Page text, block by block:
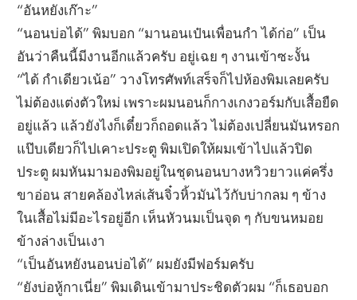
“อันหยังเก๊าะ”
“นอนบ่อได้” พิมบอก “มานอนเป๋นเพื่อนกำ ได้ก่อ” เป็น
อันว่าคืนนี้มีงานอีกแล้วครับ อยู่เฉย ๆ งานเข้าซะงั้น
“ได้ กำเดียวเน้อ” วางโทรศัพท์เสร็จก็ไปห้องพิมเลยครับ
ไม่ต้องแต่งตัวใหม่ เพราะผมนอนก็กางเกงวอร์มกับเสื้อยืด
อยู่แล้ว แล้วยังไงก็เดี๋ยวก็ถอดแล้ว ไม่ต้องเปลี่ยนมันหรอก
แป๊บเดียวก็ไปเคาะประตู พิมเปิดให้ผมเข้าไปแล้วปิด
ประตู ผมหันมามองพิมอยู่ในชุดนอนบางหวิวยาวแค่ครึ่ง
ขาอ่อน สายคล้องไหล่เส้นจิ๋วหิ้วมันไว้กับบ่ากลม ๆ ข้าง
ในเสื้อไม่มีอะไรอยู่อีก เห็นหัวนมเป็นจุด ๆ กับขนหมอย
ข้างล่างเป็นเงา
“เป็นอันหยังนอนบ่อได้” ผมยังมีฟอร์มครับ
“ยังบ่อหู้กาเนี่ย” พิมเดินเข้ามาประชิดตัวผม “ก็เธอบอก